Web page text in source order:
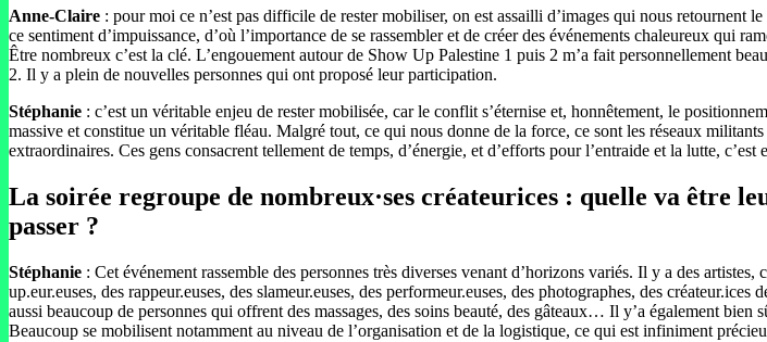
Anne-Claire : pour moi ce n’est pas difficile de rester mobiliser, on est assailli d’images qui nous retournent
ce sentiment d’impuissance, d’où l’importance de se rassembler et de créer des événements chaleureux qui
Être nombreux c’est la clé. L’engouement autour de Show Up Palestine 1 puis 2 m’a fait personnellement
2. Il y a plein de nouvelles personnes qui ont proposé leur participation.
Stéphanie : c’est un véritable enjeu de rester mobilisée, car le conflit s’éternise et, honnêtement, le
massive et constitue un véritable fléau. Malgré tout, ce qui nous donne de la force, ce sont les réseaux
extraordinaires. Ces gens consacrent tellement de temps, d’énergie, et d’efforts pour l’entraide et la lutte, c’est
La soirée regroupe de nombreux·ses créateurices : quelle va être
passer ?
Stéphanie : Cet événement rassemble des personnes très diverses venant d’horizons variés. Il y a des
up.eur.euses, des rappeur.euses, des slameur.euses, des performeur.euses, des photographes, des
aussi beaucoup de personnes qui offrent des massages, des soins beauté, des gâteaux… Il y’a également
Beaucoup se mobilisent notamment au niveau de l’organisation et de la logistique, ce qui est infiniment